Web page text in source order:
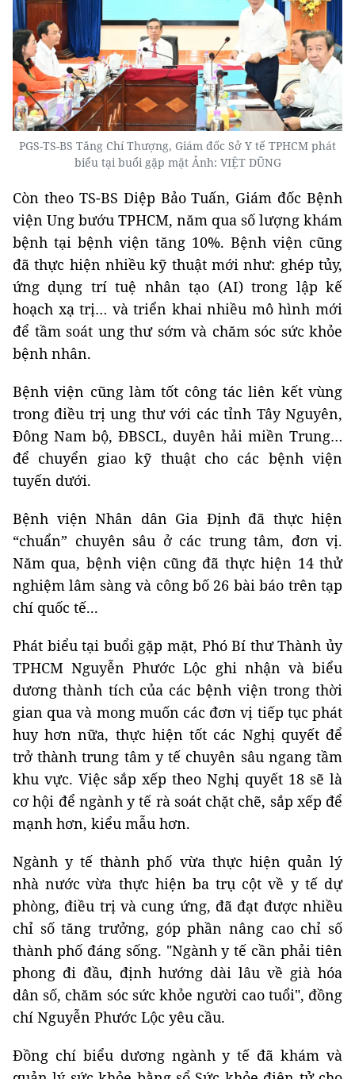
PGS-TS-BS Tăng Chí Thượng, Giám đốc Sở Y tế TPHCM phát
biểu tại buổi gặp mặt Ảnh: VIỆT DŨNG
Còn theo TS-BS Diệp Bảo Tuấn, Giám đốc Bệnh
viện Ung bướu TPHCM, năm qua số lượng khám
bệnh tại bệnh viện tăng 10%. Bệnh viện cũng
đã thực hiện nhiều kỹ thuật mới như: ghép tủy,
ứng dụng trí tuệ nhân tạo (AI) trong lập kế
hoạch xạ trị… và triển khai nhiều mô hình mới
để tầm soát ung thư sớm và chăm sóc sức khỏe
bệnh nhân.
Bệnh viện cũng làm tốt công tác liên kết vùng
trong điều trị ung thư với các tỉnh Tây Nguyên,
Đông Nam bộ, ĐBSCL, duyên hải miền Trung…
để chuyển giao kỹ thuật cho các bệnh viện
tuyến dưới.
Bệnh viện Nhân dân Gia Định đã thực hiện
“chuẩn” chuyên sâu ở các trung tâm, đơn vị.
Năm qua, bệnh viện cũng đã thực hiện 14 thử
nghiệm lâm sàng và công bố 26 bài báo trên tạp
chí quốc tế...
Phát biểu tại buổi gặp mặt, Phó Bí thư Thành ủy
TPHCM Nguyễn Phước Lộc ghi nhận và biểu
dương thành tích của các bệnh viện trong thời
gian qua và mong muốn các đơn vị tiếp tục phát
huy hơn nữa, thực hiện tốt các Nghị quyết để
trở thành trung tâm y tế chuyên sâu ngang tầm
khu vực. Việc sắp xếp theo Nghị quyết 18 sẽ là
cơ hội để ngành y tế rà soát chặt chẽ, sắp xếp để
mạnh hơn, kiểu mẫu hơn.
Ngành y tế thành phố vừa thực hiện quản lý
nhà nước vừa thực hiện ba trụ cột về y tế dự
phòng, điều trị và cung ứng, đã đạt được nhiều
chỉ số tăng trưởng, góp phần nâng cao chỉ số
thành phố đáng sống. "Ngành y tế cần phải tiên
phong đi đầu, định hướng dài lâu về già hóa
dân số, chăm sóc sức khỏe người cao tuổi", đồng
chí Nguyễn Phước Lộc yêu cầu.
Đồng chí biểu dương ngành y tế đã khám và